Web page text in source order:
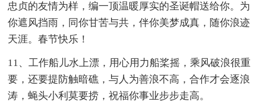
忠贞的友情为样，编一顶温暖厚实的圣诞帽送给你。为
你遮风挡雨，同你甘苦与共，伴你美梦成真，随你浪迹
天涯。春节快乐！
11、工作船儿水上漂，用心用力船桨摇，乘风破浪很重
要，还要提防触暗礁，与人为善浪不高，合作才会逐浪
涛，蝇头小利莫要捞，祝福你事业步步走高。